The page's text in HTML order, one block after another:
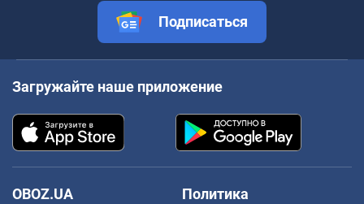
Подписаться
Загружайте наше приложение
OBOZ.UA
Политика